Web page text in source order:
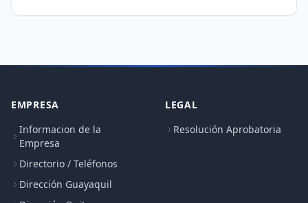
EMPRESA
Informacion de la
Empresa
Directorio / Teléfonos
Dirección Guayaquil
LEGAL
Resolución Aprobatoria